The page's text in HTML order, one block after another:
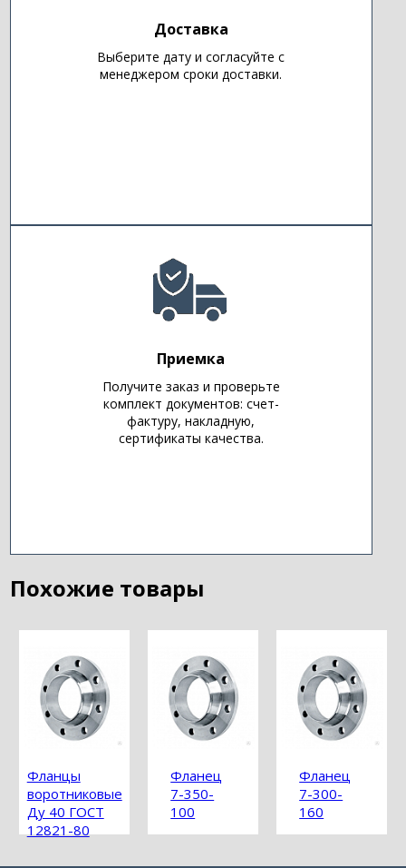
Доставка
Выберите дату и согласуйте с
менеджером сроки доставки.
Приемка
Получите заказ и проверьте
комплект документов: счет-
фактуру, накладную,
сертификаты качества.
Похожие товары
Фланцы
воротниковые
Ду 40 ГОСТ
12821-80
Фланец
7-350-
100
Фланец
7-300-
160